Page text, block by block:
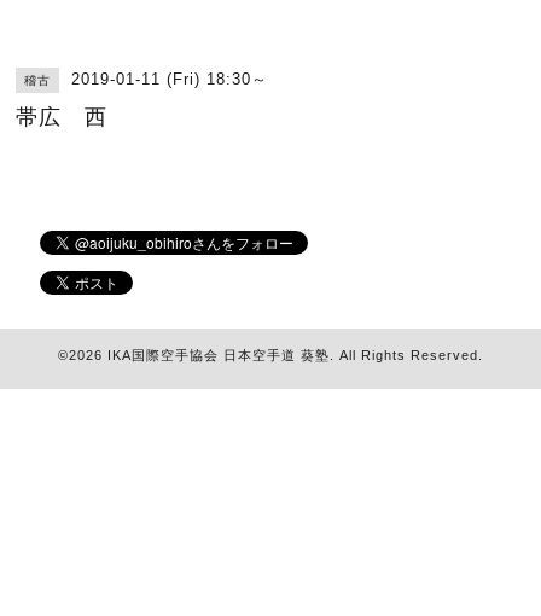
稽古 2019-01-11 (Fri) 18:30～
帯広 西
©2026 IKA国際空手協会 日本空手道 葵塾 . All Rights Reserved.